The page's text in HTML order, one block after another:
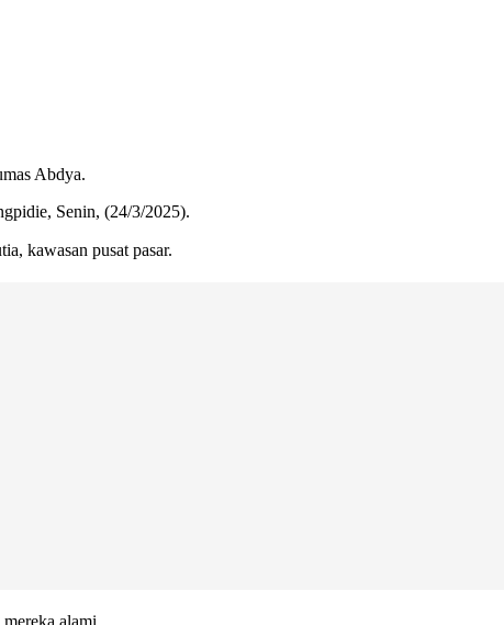
Abdya.
Senin, (24/3/2025).
kawasan pusat pasar.
alami.